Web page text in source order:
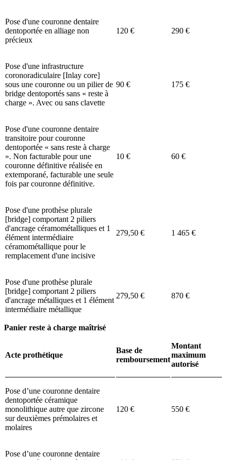
Pose d'une couronne dentaire
dentoportée en alliage non
précieux
120 € 290 €
Pose d'une infrastructure
coronoradiculaire [Inlay core]
sous une couronne ou un pilier de
bridge dentoportés sans « reste à
charge ». Avec ou sans clavette
90 € 175 €
Pose d'une couronne dentaire
transitoire pour couronne
dentoportée « sans reste à charge
». Non facturable pour une
couronne définitive réalisée en
extemporané, facturable une seule
fois par couronne définitive.
10 € 60 €
Pose d'une prothèse plurale
[bridge] comportant 2 piliers
d'ancrage céramométalliques et 1
élément intermédiaire
céramométallique pour le
remplacement d'une incisive
279,50 € 1 465 €
Pose d'une prothèse plurale
[bridge] comportant 2 piliers
d'ancrage métalliques et 1 élément
intermédiaire métallique
279,50 € 870 €
Panier reste à charge maîtrisé
Acte prothétique
Base de
remboursement
Montant
maximum
autorisé
Pose d’une couronne dentaire
dentoportée céramique
monolithique autre que zircone
sur deuxièmes prémolaires et
molaires
120 € 550 €
Pose d’une couronne dentaire